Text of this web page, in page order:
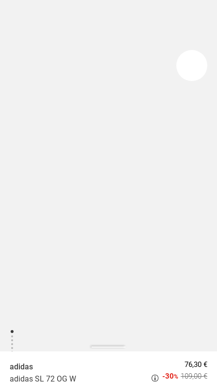
adidas
adidas SL 72 OG W
76,30 €
109,00 €
-30%